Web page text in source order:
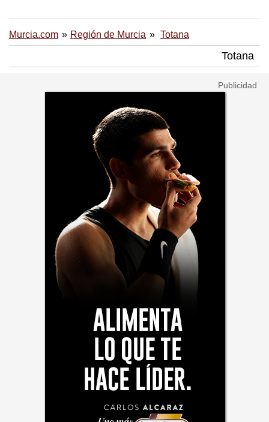
Murcia.com Región de Murcia Totana
Totana